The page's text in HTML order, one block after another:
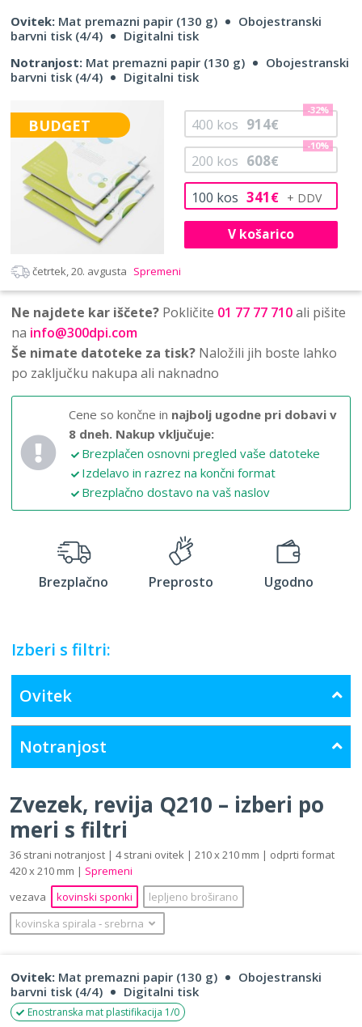
Ovitek: Mat premazni papir (130 g)
Obojestranski
barvni tisk (4/4)
Digitalni tisk
Notranjost: Mat premazni papir (130 g)
Obojestranski
barvni tisk (4/4)
Digitalni tisk
BUDGET
100 kos 341€
200 kos 608€
-10%
400 kos 914€
-32%
V košarico
četrtek, 20. avgusta Spremeni
Ne najdete kar iščete? Pokličite 01 77 77 710ali pišite
na info@300dpi.com
Še nimate datoteke za tisk? Naložili jih boste lahko
po zaključku nakupa ali naknadno
Cene so končne in najbolj ugodne pri dobavi v
8 dneh. Nakup vključuje:
Brezplačen osnovni pregled vaše datoteke
Izdelavo in razrez na končni format
Brezplačno dostavo na vaš naslov
Brezplačno Preprosto Ugodno
Izberi s filtri:
Ovitek
Notranjost
Zvezek, revija Q210 – izberi po
meri s filtri
36 strani notranjost | 4 strani ovitek | 210 x 210 mm | odprti format
420 x 210 mm | Spremeni
vezava
kovinski sponki
lepljeno broširano
kovinska spirala ‐ srebrna
Ovitek: Mat premazni papir (130 g)
Obojestranski
barvni tisk (4/4)
Digitalni tisk
Enostranska mat plastifikacija 1/0